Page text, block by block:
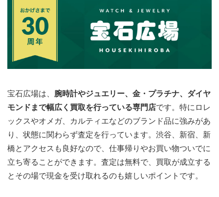
宝石広場は、 腕時計やジュエリー、金・プラチナ、ダイヤ
モンドまで幅広く買取を行っている専門店です。特にロレ
ックスやオメガ、カルティエなどのブランド品に強みがあ
り、状態に関わらず査定を行っています。渋谷、新宿、新
橋とアクセスも良好なので、仕事帰りやお買い物ついでに
立ち寄ることができます。査定は無料で、買取が成立する
とその場で現金を受け取れるのも嬉しいポイントです。